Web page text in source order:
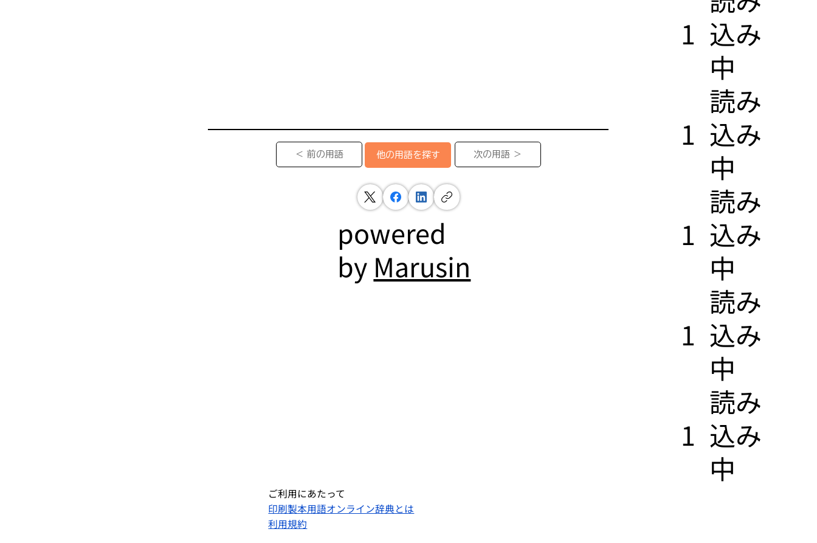
1 込み
中
1
​読み
込み
中
1
​読み
込み
中
1
​読み
込み
中
1
​読み
込み
中
＜ 前の用語 他の用語を探す 次の用語 ＞
powered
by Marusin
ご利用にあたって
印刷製本用語オンライン辞典とは
利用規約​